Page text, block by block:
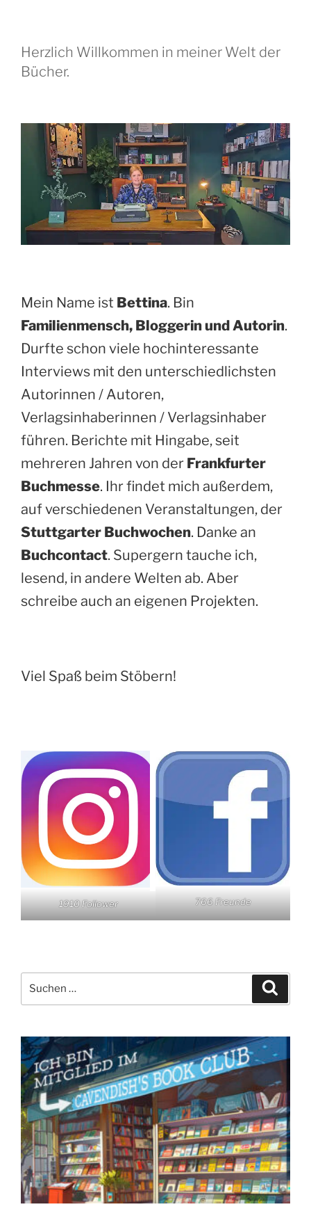
Herzlich Willkommen in meiner Welt der
Bücher.
Mein Name ist Bettina. Bin
Familienmensch, Bloggerin und Autorin.
Durfte schon viele hochinteressante
Interviews mit den unterschiedlichsten
Autorinnen / Autoren,
Verlagsinhaberinnen / Verlagsinhaber
führen. Berichte mit Hingabe, seit
mehreren Jahren von der Frankfurter
Buchmesse. Ihr findet mich außerdem,
auf verschiedenen Veranstaltungen, der
Stuttgarter Buchwochen. Danke an
Buchcontact. Supergern tauche ich,
lesend, in andere Welten ab. Aber
schreibe auch an eigenen Projekten.
Viel Spaß beim Stöbern!
1910 Follower 766 Freunde
nach: